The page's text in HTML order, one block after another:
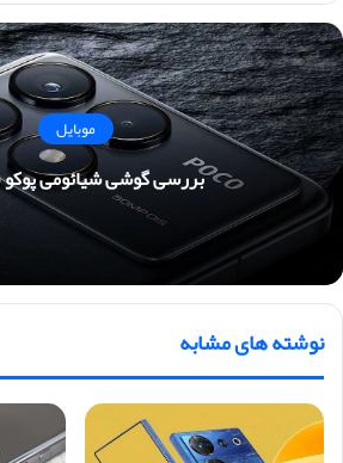
موبایل
بررسی گوشی شیائومی پوکو F6 Pro
نوشته های مشابه